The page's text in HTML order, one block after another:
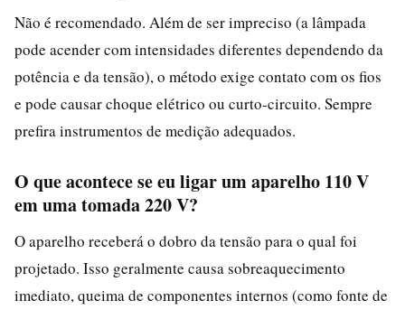
Não é recomendado. Além de ser impreciso (a lâmpada
pode acender com intensidades diferentes dependendo da
potência e da tensão), o método exige contato com os fios
e pode causar choque elétrico ou curto-circuito. Sempre
prefira instrumentos de medição adequados.
O que acontece se eu ligar um aparelho 110 V
em uma tomada 220 V?
O aparelho receberá o dobro da tensão para o qual foi
projetado. Isso geralmente causa sobreaquecimento
imediato, queima de componentes internos (como fonte de